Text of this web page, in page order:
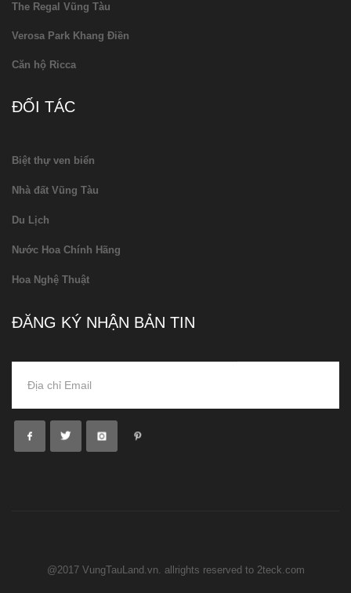
The Regal Vũng Tàu
Verosa Park Khang Điền
Căn hộ Ricca
ĐỐI TÁC
Biệt thự ven biển
Nhà đất Vũng Tàu
Du Lịch
Nước Hoa Chính Hãng
Hoa Nghệ Thuật
ĐĂNG KÝ NHẬN BẢN TIN
@2017 VungTauLand.vn. allrights reserved to 2teck.com